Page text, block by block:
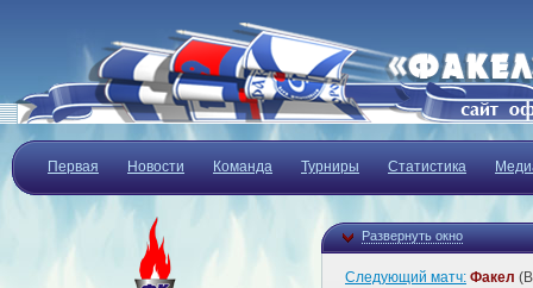
Первая Новости Команда Турниры Статистика
Развернуть окно
Следующий матч: Факел